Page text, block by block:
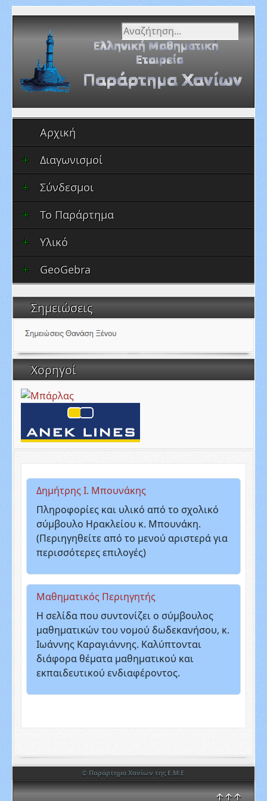
Αναζήτηση...
Αρχική
Διαγωνισμοί
Σύνδεσμοι
Το Παράρτημα
Υλικό
GeoGebra
© Παράρτημα Χανίων της Ε.Μ.Ε.
↑↑↑
Σημειώσεις
Χορηγοί
Δημήτρης Ι. Μπουνάκης
Πληροφορίες και υλικό από το σχολικό
σύμβουλο Ηρακλείου κ. Μπουνάκη.
(Περιηγηθείτε από το μενού αριστερά για
περισσότερες επιλογές)
Μαθηματικός Περιηγητής
Η σελίδα που συντονίζει ο σύμβουλος
μαθηματικών του νομού δωδεκανήσου, κ.
Ιωάννης Καραγιάννης. Καλύπτονται
διάφορα θέματα μαθηματικού και
εκπαιδευτικού ενδιαφέροντος.